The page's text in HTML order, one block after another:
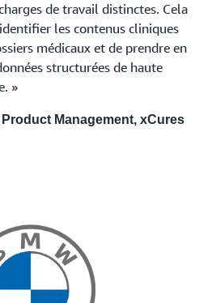
de travail distinctes. Cela
les contenus cliniques
médicaux et de prendre en
structurées de haute
»
Management, xCures